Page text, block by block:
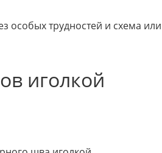
трудностей и схема или
иголкой